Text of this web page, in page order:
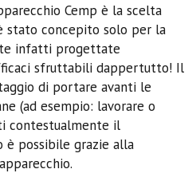
Cemp è la scelta
stato concepito solo per la
infatti progettate
sfruttabili dappertutto! Il
di portare avanti le
(ad esempio: lavorare o
contestualmente il
possibile grazie alla